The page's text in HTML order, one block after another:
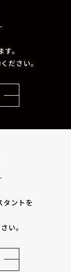
。
ださい。
タントを
い。